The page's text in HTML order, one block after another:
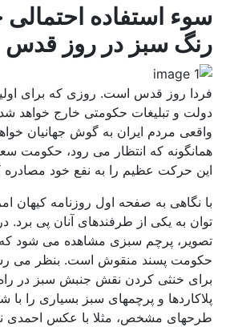
سوء استفاده
رنگ سبز در روز قدس
فردا روز قدس است. روزی که برای
دولت و تبلیغات حکومتی خارج خواهد
واقعی مردم ایران به گوش جهانیان
همانگونه که انتظار می رود، حکومت
این حرکت عظیم را به نفع خود مصادره
با نگاهی به صفحه اول روزنامه کیهان
توان به یکی از طرفندهای آنان پی برد.
تصویر، پرچم سبزی مشاهده می شود
حکومت پسند منقوش است. بنظر می
برای خنثی کردن نقش جنبش سبز در راه
پلاکاردها و پرچمهای سبز بسیاری را
طرحهای مشخص، مثلا با عکس احمدی